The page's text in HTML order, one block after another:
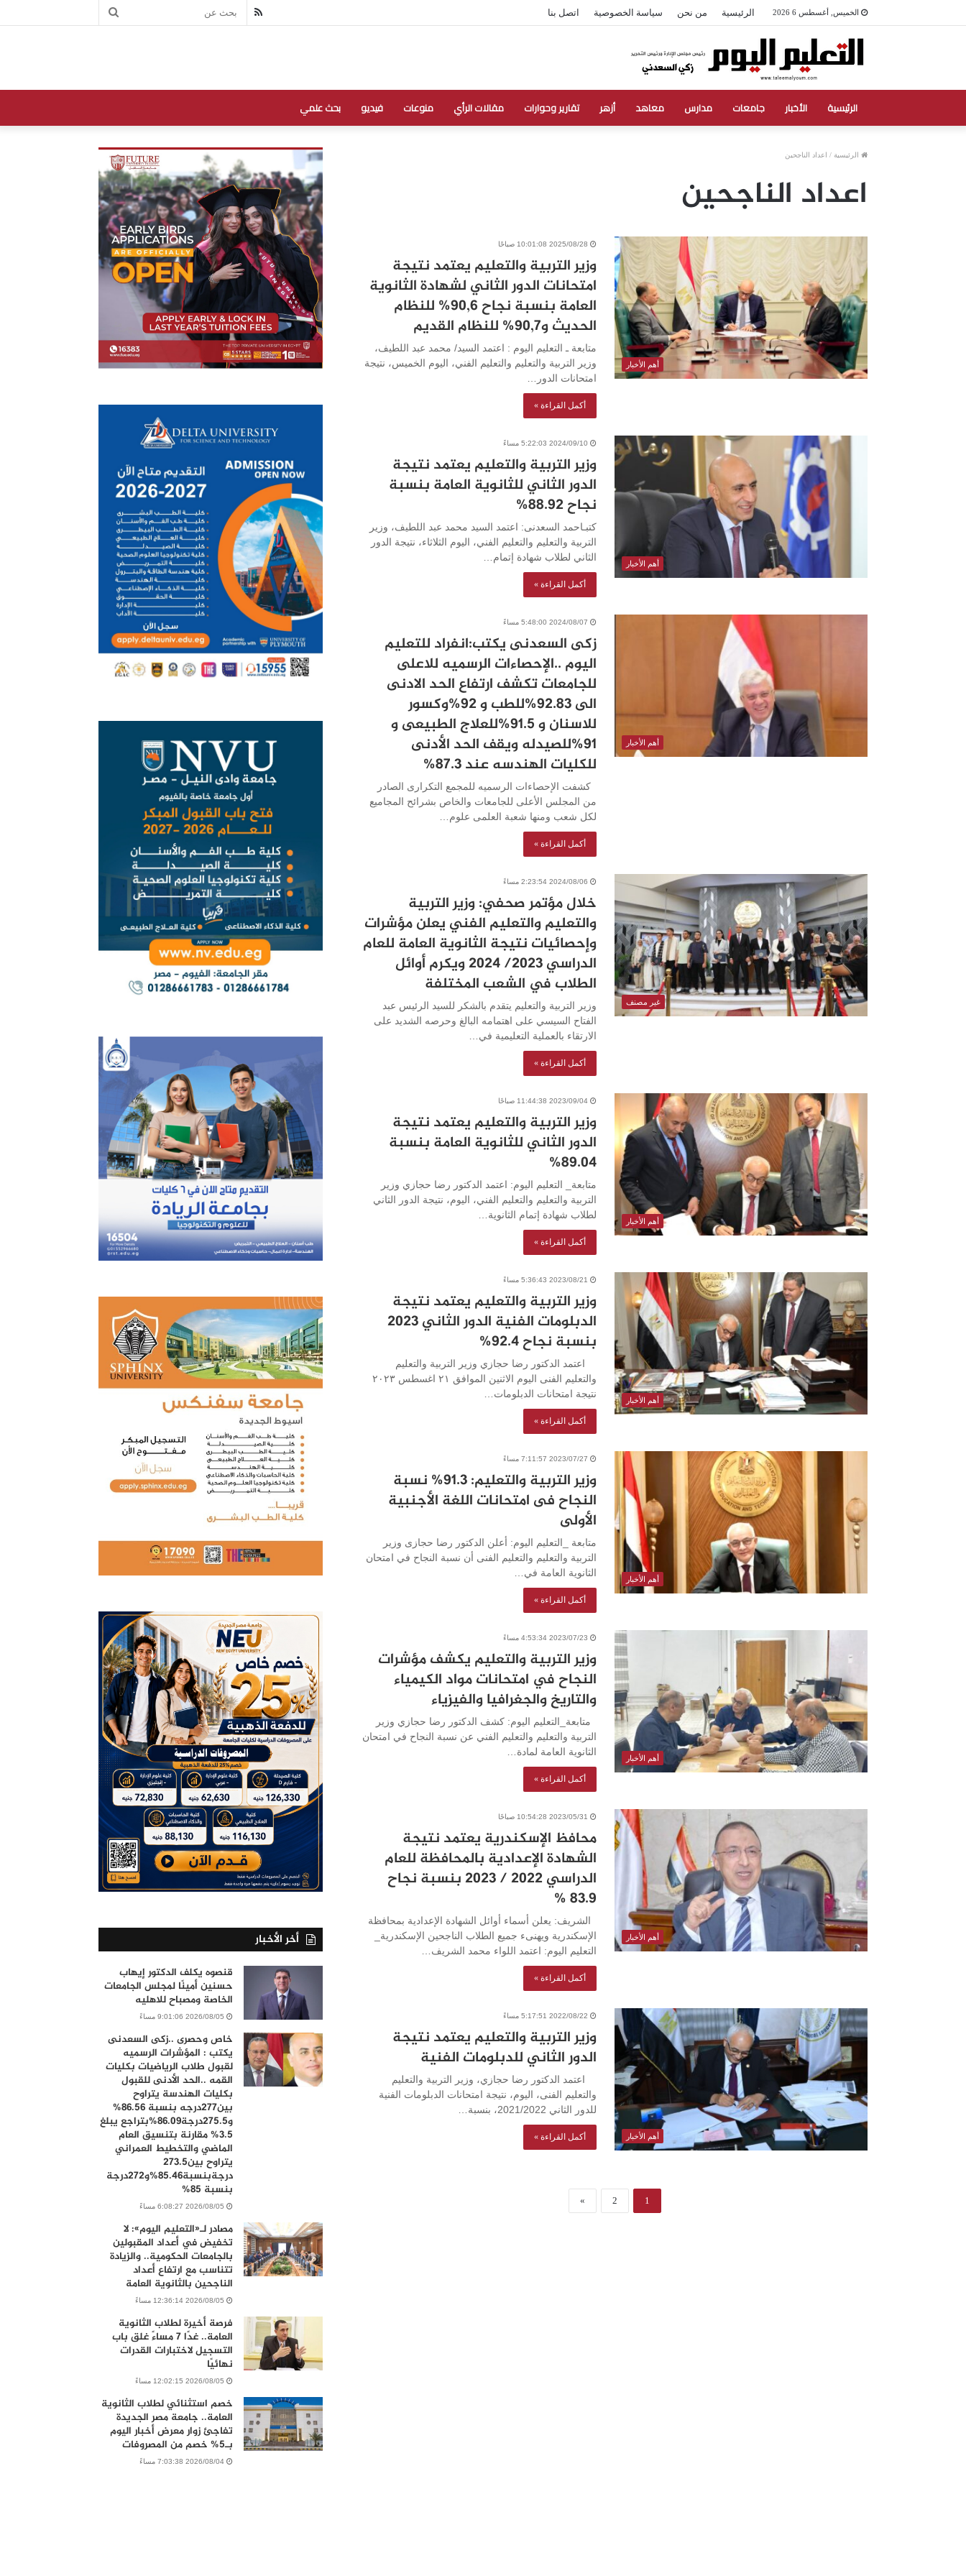
الخميس, أغسطس 6 2026 الرئيسية من نحن سياسة الخصوصية اتصل بنا بحث RSS
الرئيسية الأخبار جامعات مدارس معاهد أزهر تقارير وحوارات مقالات الرأي منوعات فيديو بحث علمي
الرئيسية / اعداد الناجحين
اعداد الناجحين
أهم الأخبار
2025/08/28 10:01:08 صباحًا
وزير التربية والتعليم يعتمد نتيجة
امتحانات الدور الثاني لشهادة الثانوية
العامة بنسبة نجاح ٩٠,٦% للنظام
الحديث و٩٠,٧% للنظام القديم
متابعة ـ التعليم اليوم : اعتمد السيد/ محمد عبد اللطيف،
وزير التربية والتعليم والتعليم الفني، اليوم الخميس، نتيجة
امتحانات الدور…
أكمل القراءة »
أهم الأخبار
2024/09/10 5:22:03 مساءً
وزير التربية والتعليم يعتمد نتيجة
الدور الثاني للثانوية العامة بنسبة
نجاح 88.92%
كتبـاحمد السعدنى: اعتمد السيد محمد عبد اللطيف، وزير
التربية والتعليم والتعليم الفني، اليوم الثلاثاء، نتيجة الدور
الثاني لطلاب شهادة إتمام…
أكمل القراءة »
أهم الأخبار
2024/08/07 5:48:00 مساءً
زكى السعدنى يكتب:انفراد للتعليم
اليوم ..الإحصاءات الرسميه للاعلى
للجامعات تكشف ارتفاع الحد الادنى
الى 92.83%للطب و 92%وكسور
للاسنان و 91.5%للعلاج الطبيعى و
91%للصيدله ويقف الحد الأدنى
للكليات الهندسه عند 87.3%
كشفت الإحصاءات الرسميه للمجمع التكرارى الصادر
من المجلس الأعلى للجامعات والخاص بشرائح المجاميع
لكل شعب ومنها شعبة العلمى علوم…
أكمل القراءة »
غير مصنف
2024/08/06 2:23:54 مساءً
خلال مؤتمر صحفي: وزير التربية
والتعليم والتعليم الفني يعلن مؤشرات
وإحصائيات نتيجة الثانوية العامة للعام
الدراسي ٢٠٢٣/ ٢٠٢٤ ويكرم أوائل
الطلاب في الشعب المختلفة
وزير التربية والتعليم يتقدم بالشكر للسيد الرئيس عبد
الفتاح السيسي على اهتمامه البالغ وحرصه الشديد على
الارتقاء بالعملية التعليمية في…
أكمل القراءة »
أهم الأخبار
2023/09/04 11:44:38 صباحًا
وزير التربية والتعليم يعتمد نتيجة
الدور الثاني للثانوية العامة بنسبة
89.04%
متابعة_ التعليم اليوم: اعتمد الدكتور رضا حجازي وزير
التربية والتعليم والتعليم الفني، اليوم، نتيجة الدور الثاني
لطلاب شهادة إتمام الثانوية…
أكمل القراءة »
أهم الأخبار
2023/08/21 5:36:43 مساءً
وزير التربية والتعليم يعتمد نتيجة
الدبلومات الفنية الدور الثاني 2023
بنسبة نجاح 92.4%
اعتمد الدكتور رضا حجازي وزير التربية والتعليم
والتعليم الفنى اليوم الاثنين الموافق ٢١ اغسطس ٢٠٢٣
نتيجة امتحانات الدبلومات…
أكمل القراءة »
أهم الأخبار
2023/07/27 7:11:57 مساءً
وزير التربية والتعليم: 91.3% نسبة
النجاح فى امتحانات اللغة الأجنبية
الأولى
متابعة _التعليم اليوم: أعلن الدكتور رضا حجازى وزير
التربية والتعليم والتعليم الفنى أن نسبة النجاح في امتحان
الثانوية العامة في…
أكمل القراءة »
أهم الأخبار
2023/07/23 4:53:34 مساءً
وزير التربية والتعليم يكشف مؤشرات
النجاح في امتحانات مواد الكيمياء
والتاريخ والجغرافيا والفيزياء
متابعة_التعليم اليوم: كشف الدكتور رضا حجازي وزير
التربية والتعليم والتعليم الفني عن نسبة النجاح في امتحان
الثانوية العامة لمادة…
أكمل القراءة »
أهم الأخبار
2023/05/31 10:54:28 صباحًا
محافظ الإسكندرية يعتمد نتيجة
الشهادة الإعدادية بالمحافظة للعام
الدراسي 2022 / 2023 بنسبة نجاح
83.9 %
الشريف: يعلن أسماء أوائل الشهادة الإعدادية بمحافظة
الإسكندرية ويهنىء جميع الطلاب الناجحين الإسكندرية_
التعليم اليوم: اعتمد اللواء محمد الشريف…
أكمل القراءة »
أهم الأخبار
2022/08/22 5:17:51 مساءً
وزير التربية والتعليم يعتمد نتيجة
الدور الثاني للدبلومات الفنية
اعتمد الدكتور رضا حجازي، وزير التربية والتعليم
والتعليم الفنى، اليوم، نتيجة امتحانات الدبلومات الفنية
للدور الثاني 2021/2022، بنسبة…
أكمل القراءة »
1
2
»
أخر الأخبار
قنصوه يكلف الدكتور إيهاب
حسنين أمينًا لمجلس الجامعات
الخاصة ومصباح للاهليه
2026/08/05 9:01:06 مساءً
خاص وحصرى ..زكى السعدنى
يكتب : المؤشرات الرسميه
لقبول طلاب الرياضيات بكليات
القمه ..الحد الأدنى للقبول
بكليات الهندسة يتراوح
بين277درجه بنسبة 86.56%
و275.5درجة86.09%بتراجع يبلغ
3.5% مقارنة بتنسيق العام
الماضي والتخطيط العمراني
يتراوح بين273.5
درجةبنسبة85.46%و272درجة
بنسبة 85%
2026/08/05 6:08:27 مساءً
مصادر لـ«التعليم اليوم»: لا
تخفيض في أعداد المقبولين
بالجامعات الحكومية.. والزيادة
تتناسب مع ارتفاع أعداد
الناجحين بالثانوية العامة
2026/08/05 12:36:14 مساءً
فرصة أخيرة لطلاب الثانوية
العامة.. غدًا 7 مساءً غلق باب
التسجيل لاختبارات القدرات
نهائيًا
2026/08/05 12:02:15 مساءً
خصم استثنائي لطلاب الثانوية
العامة.. جامعة مصر الجديدة
تفاجئ زوار معرض أخبار اليوم
بـ5% خصم من المصروفات
2026/08/04 7:03:38 مساءً